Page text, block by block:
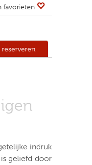
favorieten
indruk
geliefd door